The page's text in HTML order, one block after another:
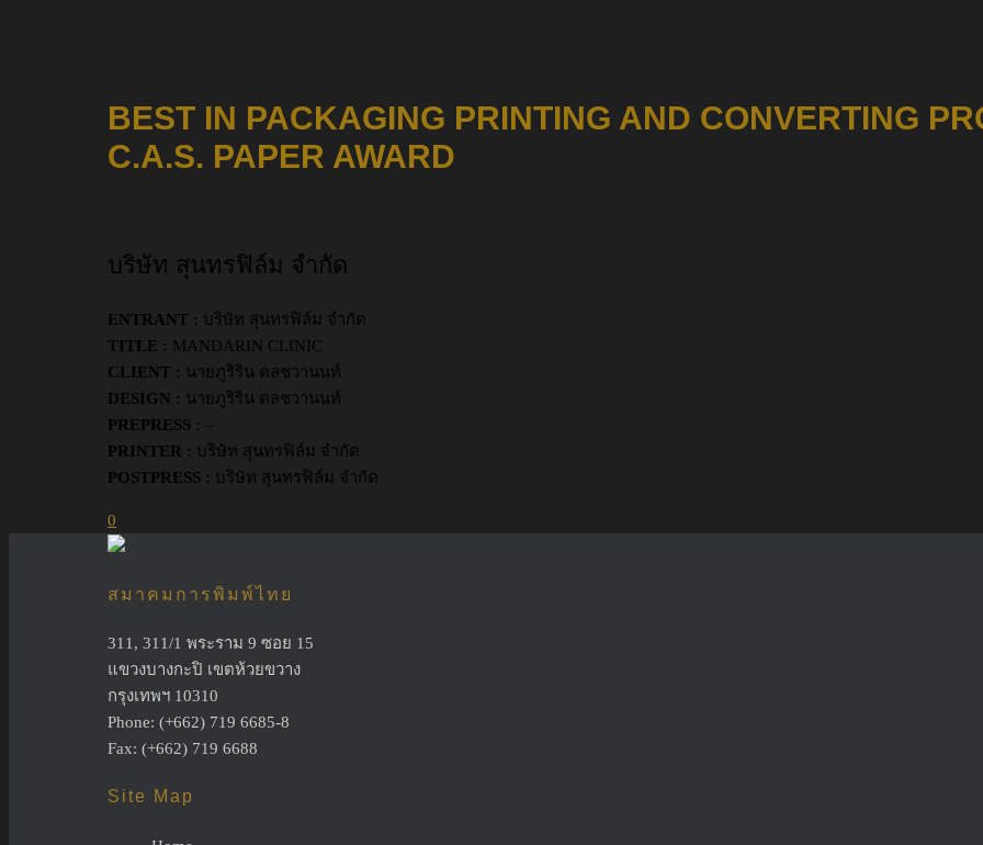
BEST IN PACKAGING PRINTING AND CONVERTING
C.A.S. PAPER AWARD
บริษัท สุนทรฟิล์ม จำกัด
ENTRANT : บริษัท สุนทรฟิล์ม จำกัด
TITLE : MANDARIN CLINIC
CLIENT : นายภูริริน ดลชวานนท์
DESIGN : นายภูริริน ดลชวานนท์
PREPRESS : –
PRINTER : บริษัท สุนทรฟิล์ม จำกัด
POSTPRESS : บริษัท สุนทรฟิล์ม จำกัด
0
สมาคมการพิมพ์ไทย
311, 311/1 พระราม 9 ซอย 15
แขวงบางกะปิ เขตห้วยขวาง
กรุงเทพฯ 10310
Phone: (+662) 719 6685-8
Fax: (+662) 719 6688
Site Map